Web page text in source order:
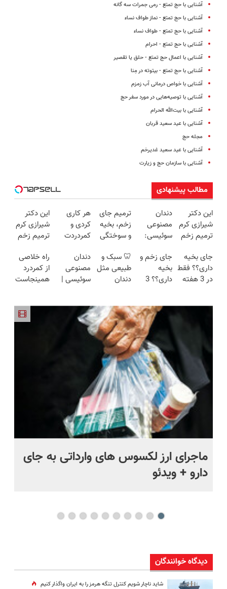
آشنایی با حج تمتع - رمی جمرات سه گانه
آشنایی با حج تمتع - نماز طواف نساء
آشنایی با حج تمتع - طواف نساء
آشنایی با حج تمتع - احرام
آشنایی با اعمال حج تمتع - حلق یا تقصیر
آشنایی با حج تمتع - بیتوته در مِنا
آشنایی با خواص درمانی آب زمزم
آشنایی با توصیه‌هایی در مورد سفر حج
آشنایی با بیت‌الله ‌الحرام
آشنایی با عید سعید قربان
مجله حج
آشنایی با عید سعید غدیرخم
آشنایی با سازمان حج و زیارت
مطالب پیشنهادی
این دکتر
شیرازی کرم
ترمیم زخم
ساخت!!!
دندان
مصنوعی
سوئیسی:
فناوری
اروپا، سبک
و مقاوم |
قسطی
ترمیم جای
زخم، بخیه
و سوختگی
هفته!!😍
هر کاری
کردی و
کمردردت
پر کردن
پرسشنامه و
دریافت راه
این دکتر
شیرازی کرم
ترمیم زخم
ساخت!!!
جای بخیه
داری؟؟ فقط
در 3 هفته
جای زخم و
بخیه
داری؟؟ 3
🦷 سبک و
طبیعی مثل
دندان
و پرداخت
اقساطی 💳
📍 تهران
دندان
مصنوعی
سوئیسی |
طبیعی!
ویزیت
رایگان+پرداخت
‌راه خلاصی
از کمردرد
همینجاست
رو پر کنی!
ماجرای ارز لکسوس های وارداتی به جای
دارو + ویدئو
دیدگاه خوانندگان
شاید ناچار شویم کنترل تنگه هرمز را به ایران واگذار کنیم